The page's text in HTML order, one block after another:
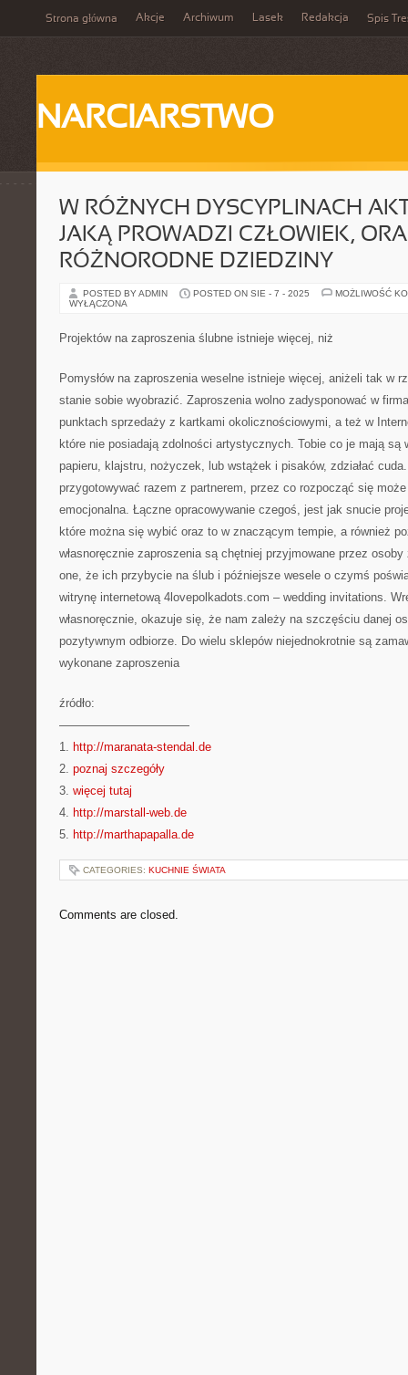
Strona główna Akcje Archiwum Lasek Redakcja Spis
NARCIARSTWO
W RÓŻNYCH DYSCYPLINACH
JAKĄ PROWADZI CZŁOWIEK,
RÓŻNORODNE DZIEDZINY
POSTED BY ADMIN POSTED ON SIE - 7 - 2025
MOŻLIWOŚĆ
WYŁĄCZONA
Projektów na zaproszenia ślubne istnieje więcej, niż
Pomysłów na zaproszenia weselne istnieje więcej, aniżeli tak w
stanie sobie wyobrazić. Zaproszenia wolno zadysponować w
punktach sprzedaży z kartkami okolicznościowymi, a też w
które nie posiadają zdolności artystycznych. Tobie co je mają są
papieru, klajstru, nożyczek, lub wstążek i pisaków, zdziałać
przygotowywać razem z partnerem, przez co rozpocząć się
emocjonalna. Łączne opracowywanie czegoś, jest jak snucie
które można się wybić oraz to w znaczącym tempie, a również
własnoręcznie zaproszenia są chętniej przyjmowane przez
one, że ich przybycie na ślub i późniejsze wesele o czymś
witrynę internetową 4lovepolkadots.com – wedding invitations.
własnoręcznie, okazuje się, że nam zależy na szczęściu danej
pozytywnym odbiorze. Do wielu sklepów niejednokrotnie są
wykonane zaproszenia
źródło:
———————————
1. http://maranata-stendal.de
2. poznaj szczegóły
3. więcej tutaj
4. http://marstall-web.de
5. http://marthapapalla.de
CATEGORIES: KUCHNIE ŚWIATA
Comments are closed.